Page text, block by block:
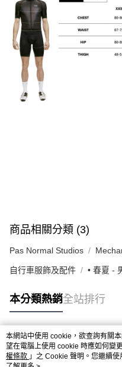
商品相關分類 (3)
Pas Normal Studios
自行車服飾及配件 • 春夏 -
本分類熱銷全站排行
熱門標籤
本網站中使用 cookie，欲查詢有關
望在電腦上使用 cookie 時應如何變
權條款 」之 Cookie 聲明。您繼續